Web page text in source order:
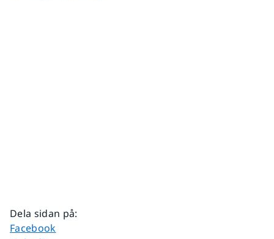
Dela sidan på:
Dela sidan på
Facebook